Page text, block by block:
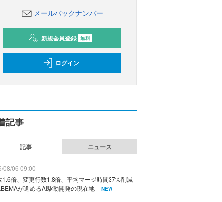
メールバックナンバー
新規会員登録 無料
ログイン
記事
記事 ニュース
08/06 09:00
1.6倍、変更行数1.8倍、平均マージ時間37%削減
が進めるAI駆動開発の現在地
NEW